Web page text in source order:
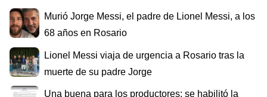
Murió Jorge Messi, el padre de Lionel Messi, a los
68 años en Rosario
Lionel Messi viaja de urgencia a Rosario tras la
muerte de su padre Jorge
Una buena para los productores: se habilitó la